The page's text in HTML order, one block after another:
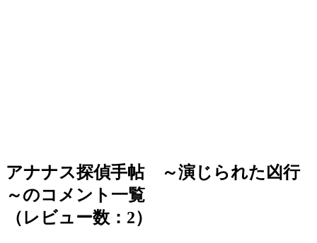
アナナス探偵手帖 ～演じられた凶行
～のコメント一覧
（レビュー数：2）